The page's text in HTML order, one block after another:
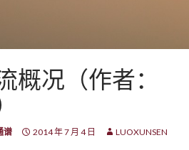
概况（作者：
谱 2014 年 7 月 4 日
LUOXUNSEN